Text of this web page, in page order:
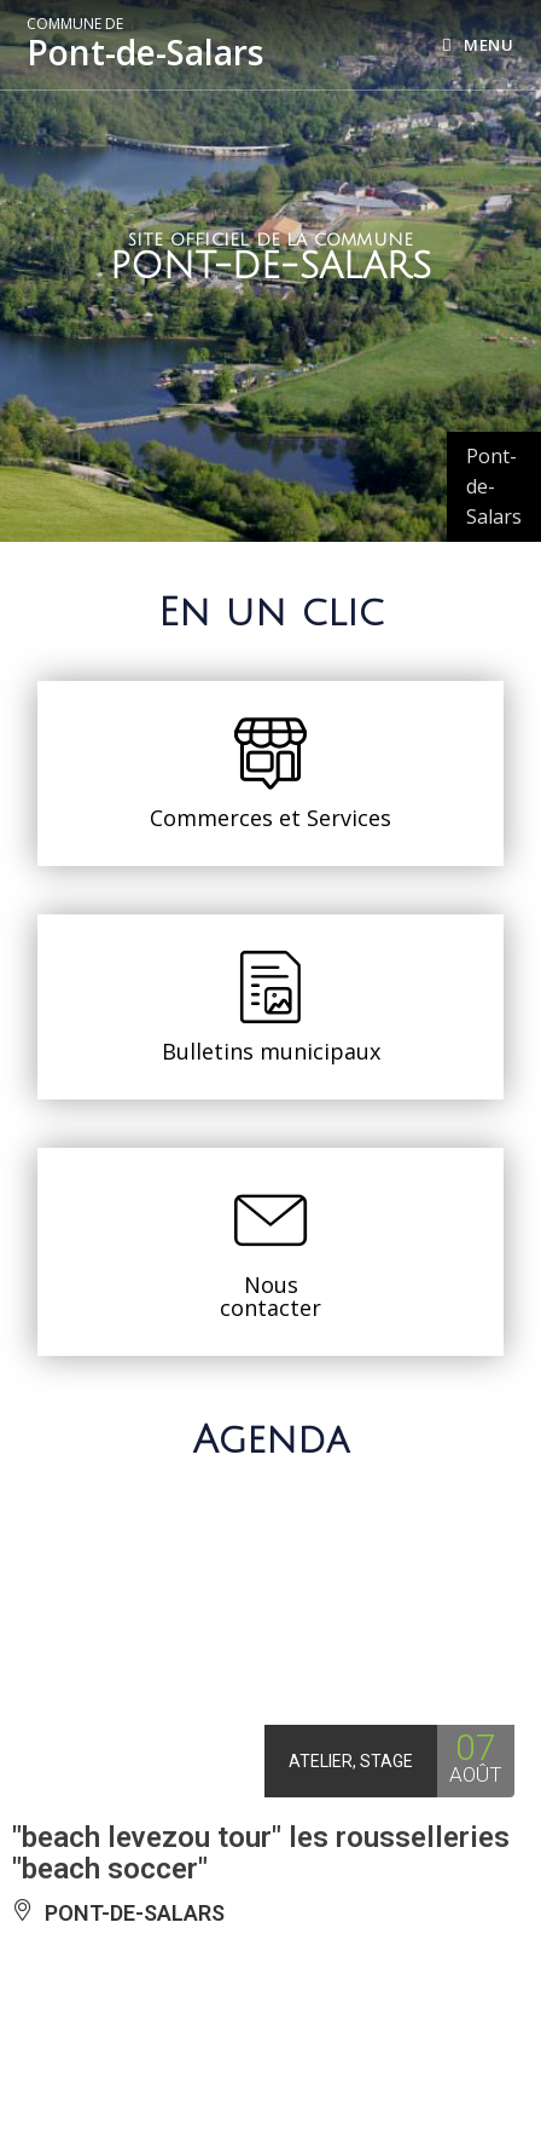
COMMUNE DE
Pont-de-Salars MENU
Pont-
de-
Salars
SITE OFFICIEL DE LA COMMUNE
PONT-DE-SALARS
En un clic
Commerces et Services
Bulletins municipaux
Nous
contacter
Agenda
ATELIER, STAGE 07
AOÛT
"beach levezou tour" les rousselleries
"beach soccer"
PONT-DE-SALARS